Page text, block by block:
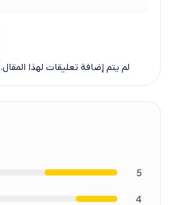
لم يتم إضافة تعليقات لهذا المقال.
5
4